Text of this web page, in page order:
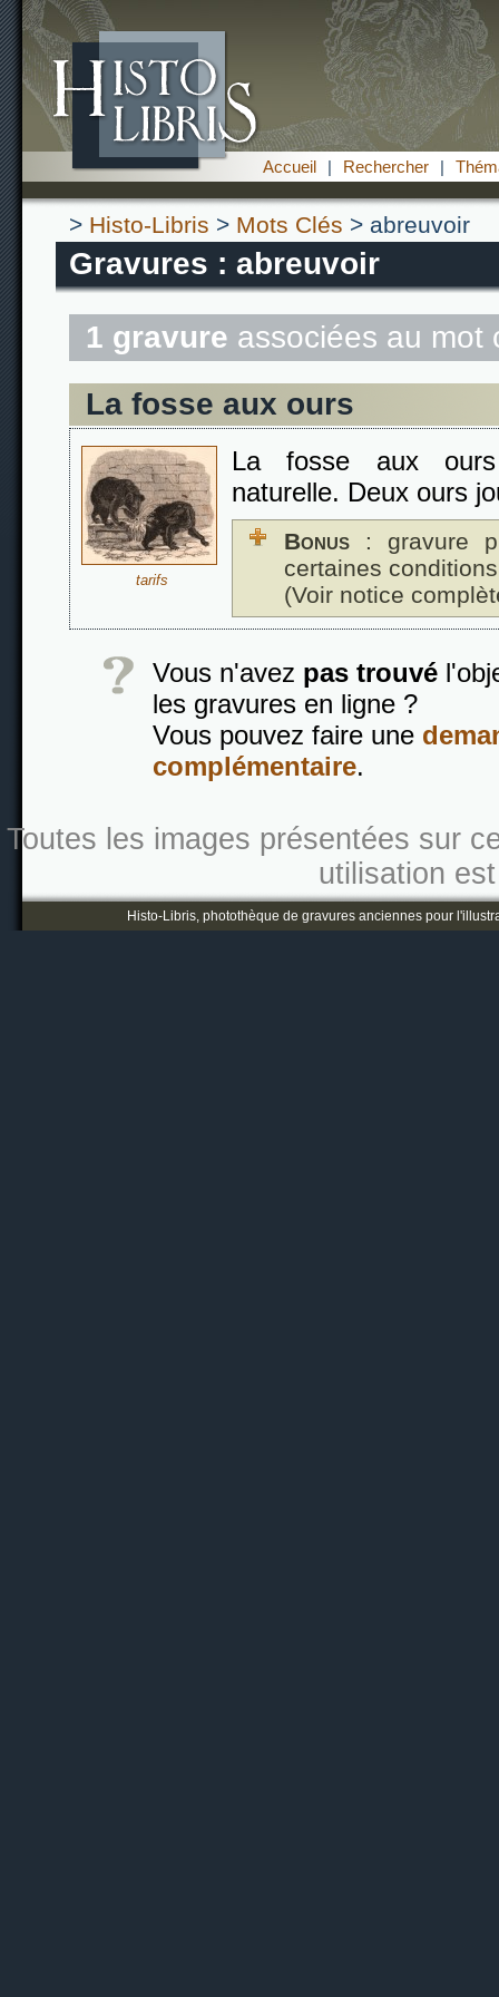
Accueil | Rechercher |
> Histo-Libris > Mots Clés > abreuvoir
Gravures : abreuvoir
1 gravure associées au mot
La fosse aux ours
tarifs
La fosse aux
naturelle. Deux ours
Bonus : gravure
certaines
(Voir notice
Vous n'avez pas trouvé
les gravures en ligne ?
Vous pouvez faire une
complémentaire.
Toutes les images présentées sur
utilisation
Histo-Libris, photothèque de gravures anciennes pour